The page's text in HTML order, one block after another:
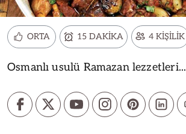
ORTA 15 DAKİKA 4 KİŞİLİK
Osmanlı usulü Ramazan lezzetleri...